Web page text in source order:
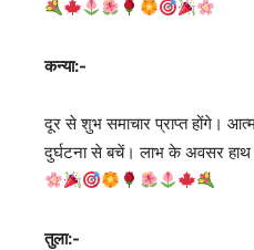
कन्या:-
दूर से शुभ समाचार प्राप्त होंगे।
दुर्घटना से बचें। लाभ के अवसर हाथ
तुला:-